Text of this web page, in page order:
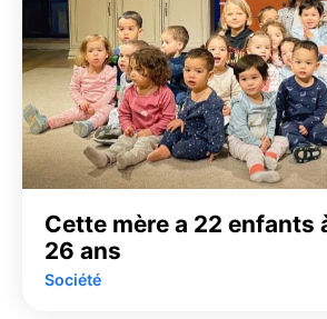
Cette mère a 22 enfants
26 ans
Société